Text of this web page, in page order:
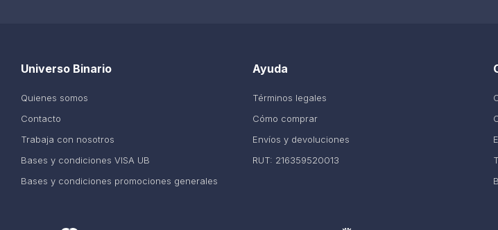
Ayuda
Términos legales
Cómo comprar
Envíos y devoluciones
RUT: 216359520013
Universo Binario
Quienes somos
Contacto
Trabaja con nosotros
Bases y condiciones VISA UB
Bases y condiciones promociones generales